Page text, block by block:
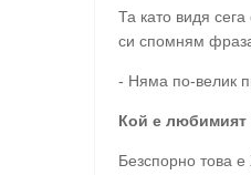
Та като видя
си спомням
- Няма по-велик
Кой е любимият
Безспорно това